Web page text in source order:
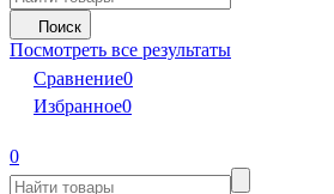
Поиск
Посмотреть все результаты
Сравнение0
Избранное0
0